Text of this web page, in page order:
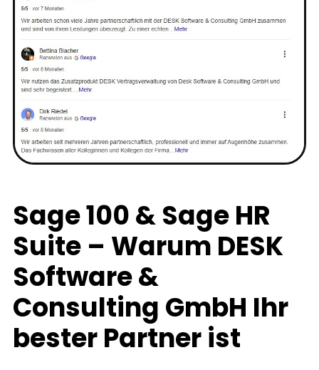
Sage 100 & Sage HR
Suite – Warum DESK
Software &
Consulting GmbH Ihr
bester Partner ist